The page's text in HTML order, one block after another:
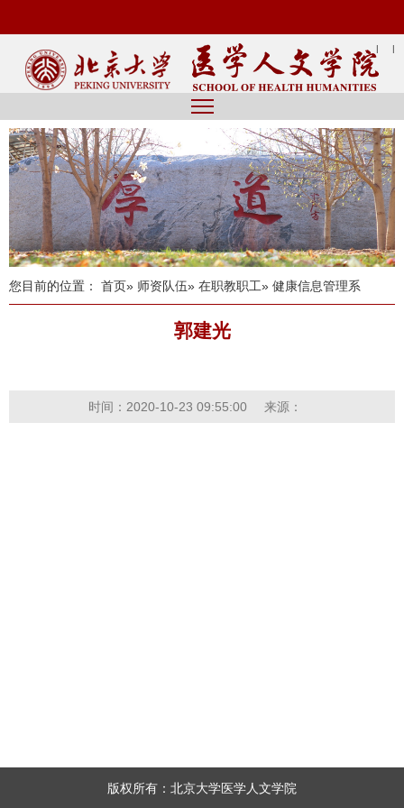
| |
您目前的位置： 首页» 师资队伍» 在职教职工» 健康信息管理系
郭建光
时间：2020-10-23 09:55:00 来源：
版权所有：北京大学医学人文学院